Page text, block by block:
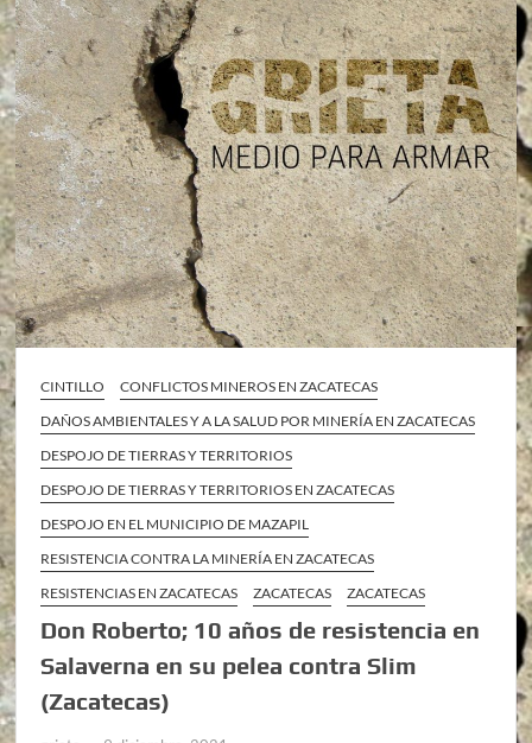
CINTILLO
CONFLICTOS MINEROS EN ZACATECAS
DAÑOS AMBIENTALES Y A LA SALUD POR MINERÍA EN ZACATECAS
DESPOJO DE TIERRAS Y TERRITORIOS
DESPOJO DE TIERRAS Y TERRITORIOS EN ZACATECAS
DESPOJO EN EL MUNICIPIO DE MAZAPIL
RESISTENCIA CONTRA LA MINERÍA EN ZACATECAS
RESISTENCIAS EN ZACATECAS
ZACATECAS ZACATECAS
Don Roberto; 10 años de resistencia en
Salaverna en su pelea contra Slim
(Zacatecas)